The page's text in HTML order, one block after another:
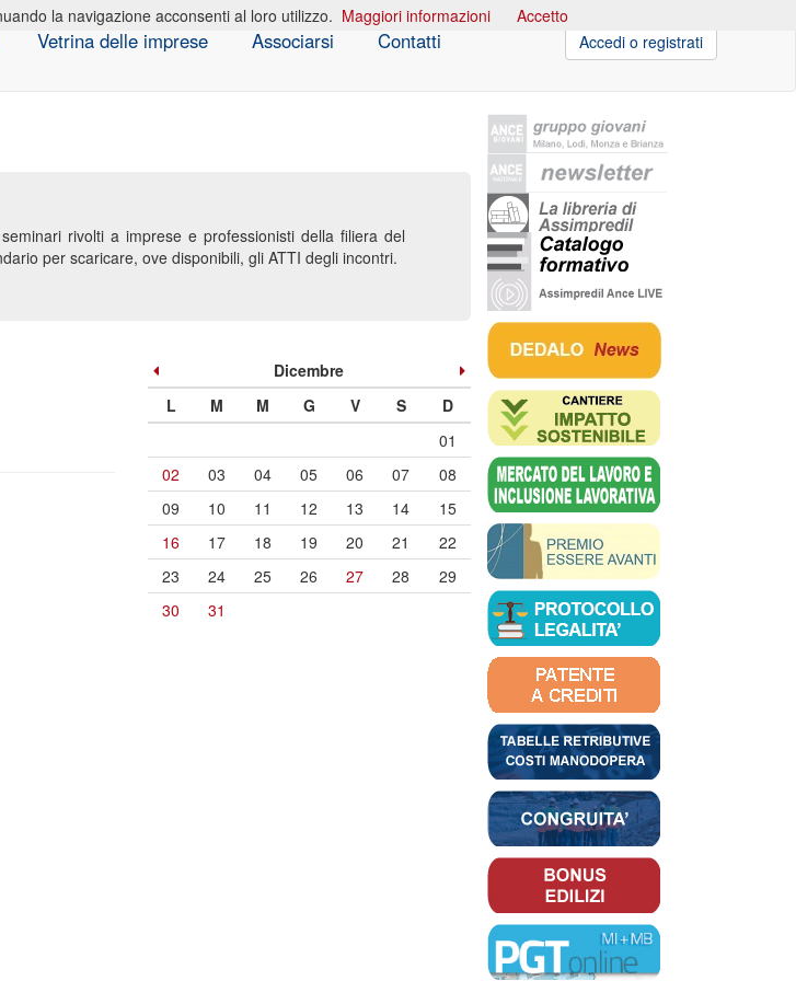
Vetrina delle imprese Associarsi Contatti Accedi o registrati
rivolti a imprese e professionisti della filiera del
per scaricare, ove disponibili, gli ATTI degli incontri.
Dicembre
L
M M G V S
D
01
02
03 04 05 06 07
08
09
10 11 12 13 14
15
16
17 18 19 20 21
22
23
24 25 26 27 28
29
30
31
la navigazione acconsenti al loro utilizzo. Maggiori informazioni Accetto